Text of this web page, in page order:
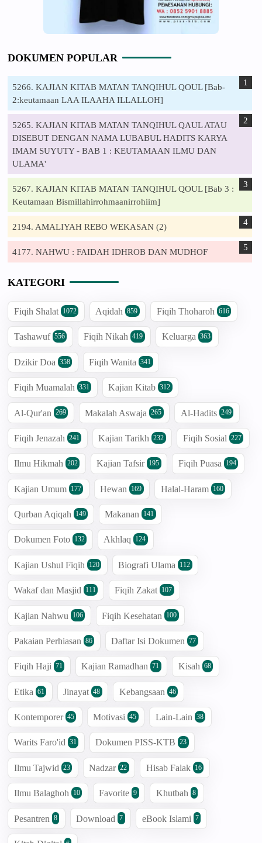
DOKUMEN POPULAR
5266. KAJIAN KITAB MATAN TANQIHUL QOUL [Bab-
2:keutamaan LAA ILAAHA ILLALLOH]
5265. KAJIAN KITAB MATAN TANQIHUL QAUL ATAU
DISEBUT DENGAN NAMA LUBABUL HADITS KARYA
IMAM SUYUTY - BAB 1 : KEUTAMAAN ILMU DAN
ULAMA'
5267. KAJIAN KITAB MATAN TANQIHUL QOUL [Bab 3 :
Keutamaan Bismillahirrohmaanirrohiim]
2194. AMALIYAH REBO WEKASAN (2)
4177. NAHWU : FAIDAH IDHROB DAN MUDHOF
KATEGORI
Fiqih Shalat 1072 Aqidah 859 Fiqih Thoharoh 616
Tashawuf 556 Fiqih Nikah 419 Keluarga 363
Dzikir Doa 358 Fiqih Wanita 341
Fiqih Muamalah 331 Kajian Kitab 312
Al-Qur'an 269 Makalah Aswaja 265 Al-Hadits 249
Fiqih Jenazah 241 Kajian Tarikh 232 Fiqih Sosial 227
Ilmu Hikmah 202 Kajian Tafsir 195 Fiqih Puasa 194
Kajian Umum 177 Hewan 169 Halal-Haram 160
Qurban Aqiqah 149 Makanan 141
Dokumen Foto 132 Akhlaq 124
Kajian Ushul Fiqih 120 Biografi Ulama 112
Wakaf dan Masjid 111 Fiqih Zakat 107
Kajian Nahwu 106 Fiqih Kesehatan 100
Pakaian Perhiasan 86 Daftar Isi Dokumen 77
Fiqih Haji 71 Kajian Ramadhan 71 Kisah 68
Etika 61 Jinayat 48 Kebangsaan 46
Kontemporer 45 Motivasi 45 Lain-Lain 38
Warits Faro'id 31 Dokumen PISS-KTB 23
Ilmu Tajwid 23 Nadzar 22 Hisab Falak 16
Ilmu Balaghoh 10 Favorite 9 Khutbah 8
Pesantren 8 Download 7 eBook Islami 7